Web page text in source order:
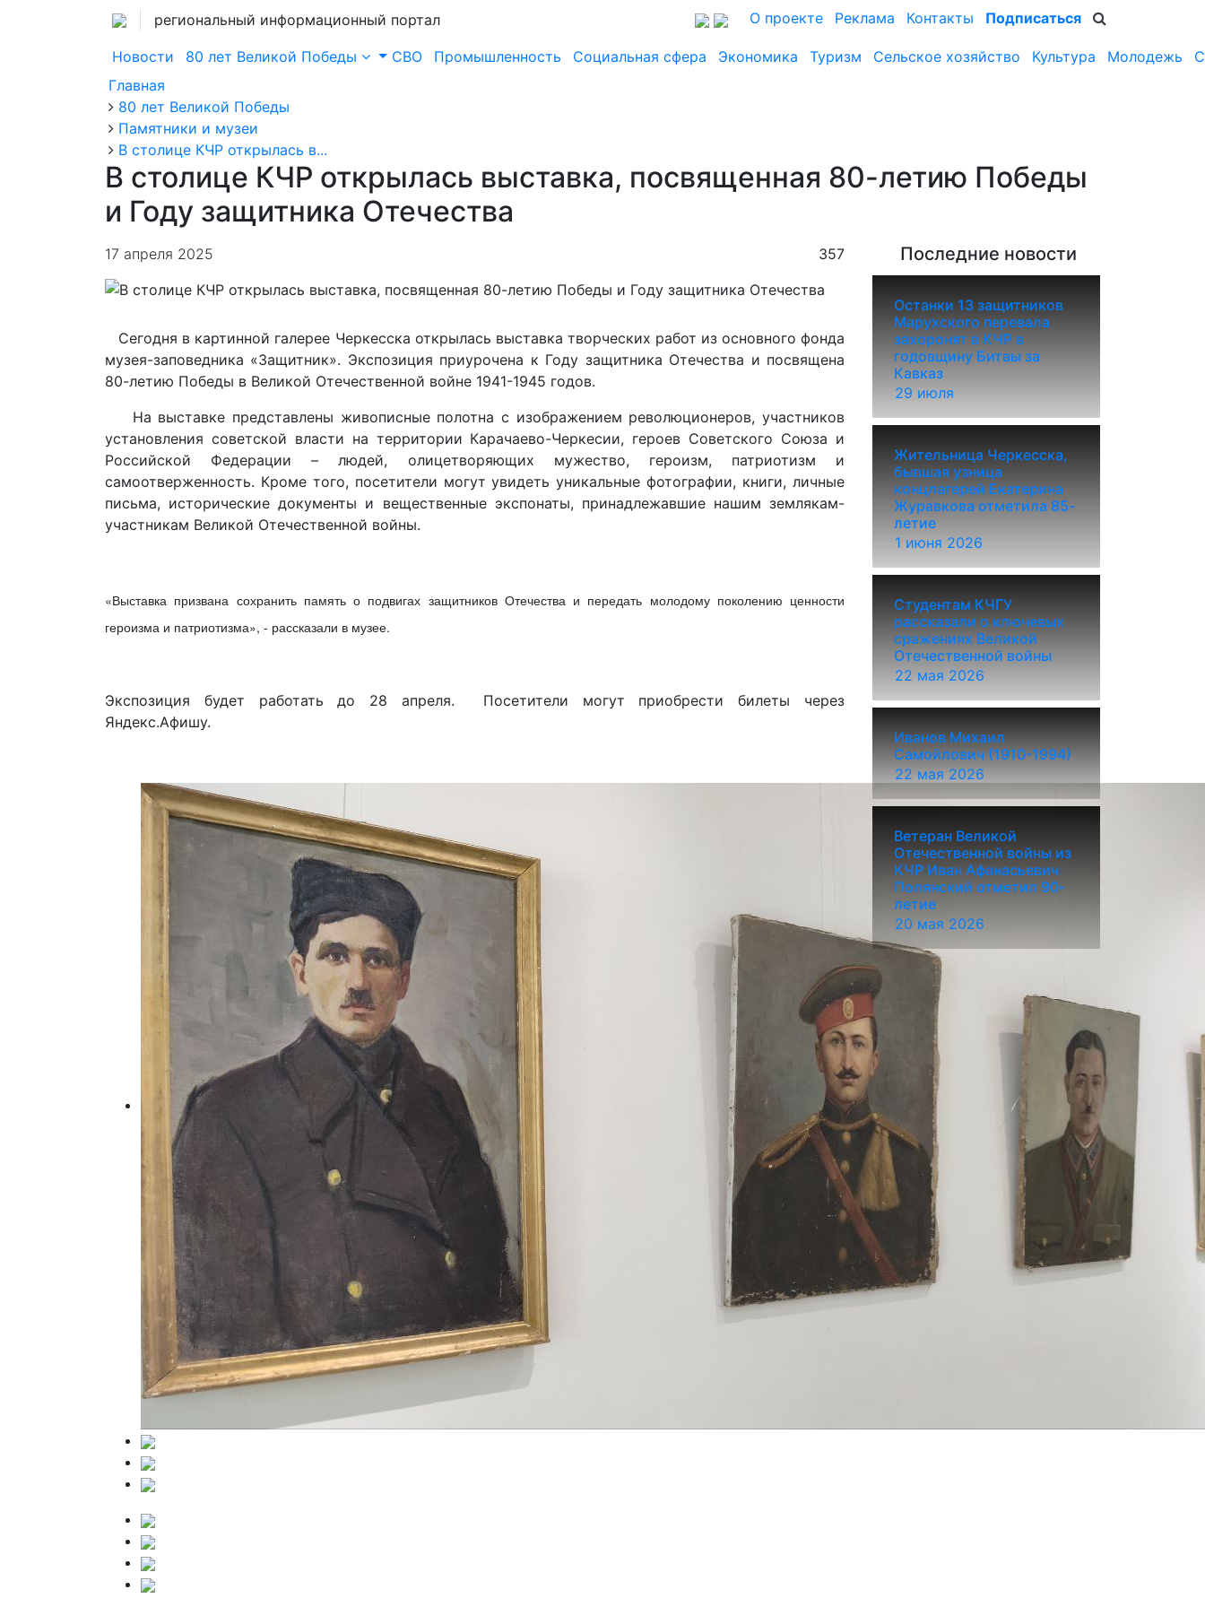
региональный информационный портал О проекте Реклама Контакты Подписаться
Новости 80 лет Великой Победы СВО Промышленность Социальная сфера Экономика Туризм Сельское хозяйство Культура Молодежь
Главная
80 лет Великой Победы
Памятники и музеи
В столице КЧР открылась в...
В столице КЧР открылась выставка, посвященная 80-летию Победы
и Году защитника Отечества
17 апреля 2025 357
Сегодня в картинной галерее Черкесска открылась выставка творческих работ из основного фонда
музея-заповедника «Защитник». Экспозиция приурочена к Году защитника Отечества и посвящена
80-летию Победы в Великой Отечественной войне 1941-1945 годов.
На выставке представлены живописные полотна с изображением революционеров, участников
установления советской власти на территории Карачаево-Черкесии, героев Советского Союза и
Российской Федерации – людей, олицетворяющих мужество, героизм, патриотизм и
самоотверженность. Кроме того, посетители могут увидеть уникальные фотографии, книги, личные
письма, исторические документы и вещественные экспонаты, принадлежавшие нашим землякам-
участникам Великой Отечественной войны.
«Выставка призвана сохранить память о подвигах защитников Отечества и передать молодому поколению ценности
героизма и патриотизма», - рассказали в музее.
Экспозиция будет работать до 28 апреля. Посетители могут приобрести билеты через
Яндекс.Афишу.
Последние новости
29 июля
Останки 13 защитников
Марухского перевала
захоронят в КЧР в
годовщину Битвы за
Кавказ
1 июня 2026
Жительница Черкесска,
бывшая узница
концлагерей Екатерина
Журавкова отметила 85-
летие
22 мая 2026
Студентам КЧГУ
рассказали о ключевых
сражениях Великой
Отечественной войны
22 мая 2026
Иванов Михаил
Самойлович (1910-1994)
20 мая 2026
Ветеран Великой
Отечественной войны из
КЧР Иван Афанасьевич
Полянский отметил 90-
летие